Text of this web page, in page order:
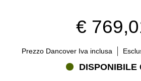
€
Prezzo Dancover Iva inclusa
DISPONIBILE